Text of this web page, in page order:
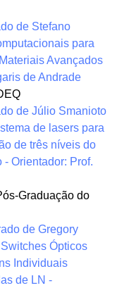
de Stefano
para
Avançados
de Andrade
de Júlio Smanioto
de lasers para
de três níveis do
Orientador: Prof.
Graduação do
de Gregory
Ópticos
Individuais
de LN -